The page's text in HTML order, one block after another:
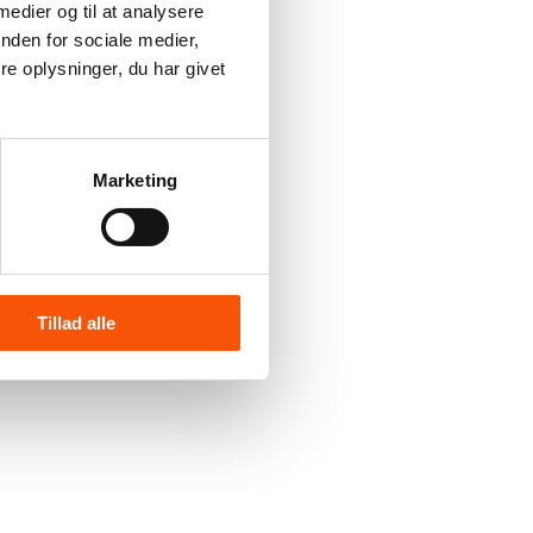
og til at analysere
for sociale medier,
oplysninger, du har givet
Marketing
Tillad alle